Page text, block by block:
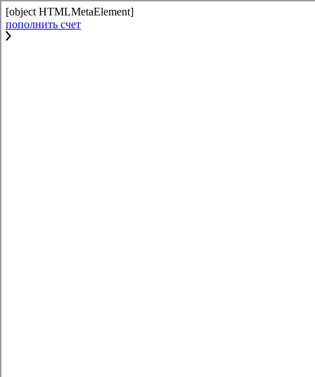
[object HTMLMetaElement]
пополнить счет